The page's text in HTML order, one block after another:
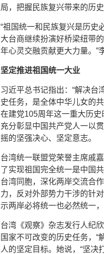
局，把握民族复兴带来的历
“祖国统一和民族复兴是历史
大台商继续扮演好桥梁纽带
年心灵交融贡献更大力量。”
坚定推进祖国统一大业
习近平总书记指出：“解决台
史任务，是全体中华儿女的
在建党105周年这一重大历
充分彰显中国共产党人一以
摇的坚强决心、坚定意志。
台湾统一联盟党荣誉主席戚
了实现祖国完全统一是中国
台湾同胞，深化两岸交流合
力，反对外部势力干涉的针
示两岸必将统一也必然统一
台湾《观察》杂志发行人纪
国家不可改变的历史任务，“
人的坚定目标。她说，“坚决